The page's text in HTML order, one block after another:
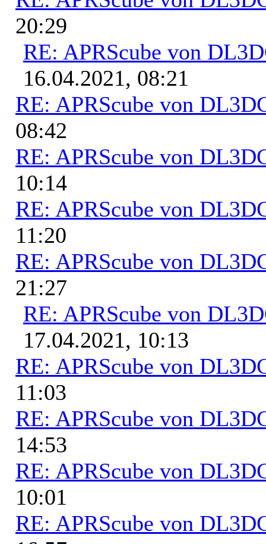
20:29
RE: APRScube von
16.04.2021, 08:21
RE: APRScube von
08:42
RE: APRScube von
10:14
RE: APRScube von
11:20
RE: APRScube von
21:27
RE: APRScube von
17.04.2021, 10:13
RE: APRScube von
11:03
RE: APRScube von
14:53
RE: APRScube von
10:01
RE: APRScube von